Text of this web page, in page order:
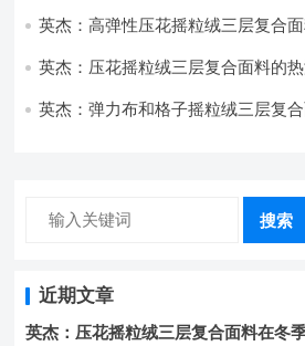
英杰：高弹性压花摇粒绒三层复合
英杰：压花摇粒绒三层复合面料的
英杰：弹力布和格子摇粒绒三层复
搜索
近期文章
英杰：压花摇粒绒三层复合面料在冬